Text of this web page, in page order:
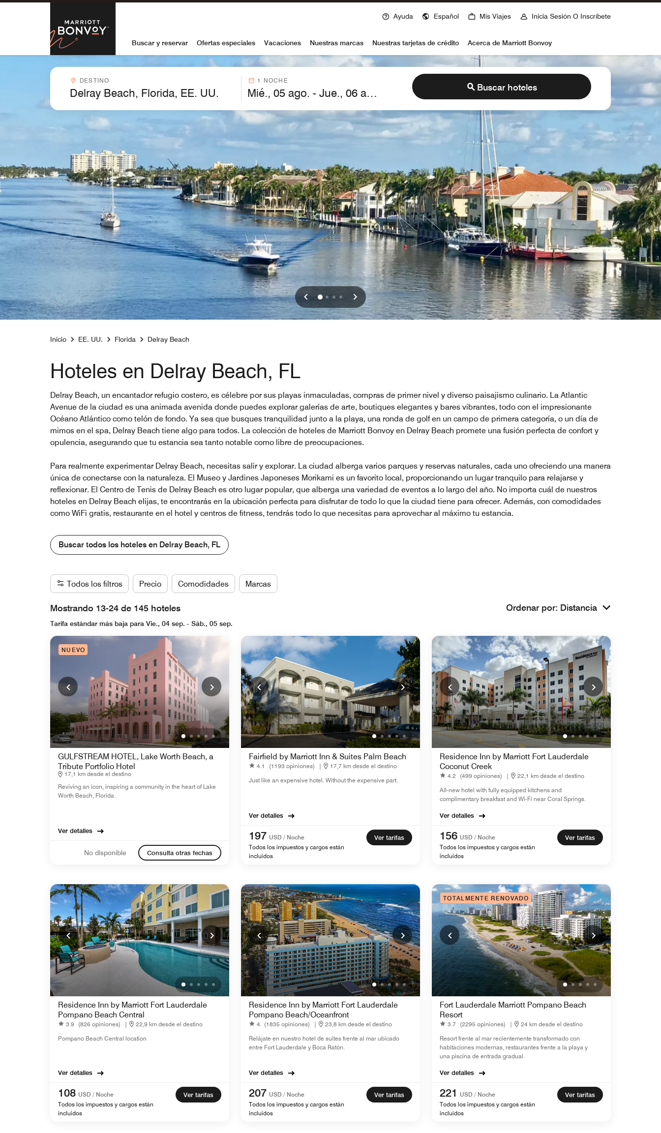
Skip to Content
Marriott Bonvoy
Ayuda Español Mis Viajes Inicia Sesión O Inscríbete
Buscar y reservar Ofertas especiales Vacaciones Nuestras marcas Nuestras tarjetas de crédito Acerca de Marriott Bonvoy
Destinocombobox
DESTINO 1 NOCHE
Buscar hoteles
Inicio EE. UU. Florida Delray Beach
Hoteles en Delray Beach, FL
Delray Beach, un encantador refugio costero, es célebre por sus playas inmaculadas, compras de primer nivel y diverso paisajismo culinario. La Atlantic
Avenue de la ciudad es una animada avenida donde puedes explorar galerías de arte, boutiques elegantes y bares vibrantes, todo con el impresionante
Océano Atlántico como telón de fondo. Ya sea que busques tranquilidad junto a la playa, una ronda de golf en un campo de primera categoría, o un día de
mimos en el spa, Delray Beach tiene algo para todos. La colección de hoteles de Marriott Bonvoy en Delray Beach promete una fusión perfecta de confort y
opulencia, asegurando que tu estancia sea tanto notable como libre de preocupaciones.
Para realmente experimentar Delray Beach, necesitas salir y explorar. La ciudad alberga varios parques y reservas naturales, cada uno ofreciendo una manera
única de conectarse con la naturaleza. El Museo y Jardines Japoneses Morikami es un favorito local, proporcionando un lugar tranquilo para relajarse y
reflexionar. El Centro de Tenis de Delray Beach es otro lugar popular, que alberga una variedad de eventos a lo largo del año. No importa cuál de nuestros
hoteles en Delray Beach elijas, te encontrarás en la ubicación perfecta para disfrutar de todo lo que la ciudad tiene para ofrecer. Además, con comodidades
como WiFi gratis, restaurante en el hotel y centros de fitness, tendrás todo lo que necesitas para aprovechar al máximo tu estancia.
Buscar todos los hoteles en Delray Beach, FL
Todos los filtros Precio Comodidades Marcas
Mostrando 13-24 de 145 hoteles Ordenar por: Distancia
Tarifa estándar más baja para Vie., 04 sep. - Sáb., 05 sep.
NUEVO
GULFSTREAM HOTEL, Lake Worth Beach, a
Tribute Portfolio Hotel
17,1 km desde el destino
Reviving an icon, inspiring a community in the heart of Lake
Worth Beach, Florida.
Ver detalles
No disponible Consulta otras fechas
Fairfield by Marriott Inn & Suites Palm Beach
4.1 (1193 opiniones) |
17,7 km desde el destino
Just like an expensive hotel. Without the expensive part.
Ver detalles
197 USD / Noche
Todos los impuestos y cargos están
incluidos
Ver tarifas
Residence Inn by Marriott Fort Lauderdale
Coconut Creek
4.2 (499 opiniones) |
22,1 km desde el destino
All-new hotel with fully equipped kitchens and
complimentary breakfast and Wi-Fi near Coral Springs.
Ver detalles
156 USD / Noche
Todos los impuestos y cargos están
incluidos
Ver tarifas
Residence Inn by Marriott Fort Lauderdale
Pompano Beach Central
3.9 (826 opiniones) |
22,9 km desde el destino
Pompano Beach Central location
Ver detalles
108 USD / Noche
Todos los impuestos y cargos están
incluidos
Ver tarifas
Residence Inn by Marriott Fort Lauderdale
Pompano Beach/Oceanfront
4 (1835 opiniones) |
23,8 km desde el destino
Relájate en nuestro hotel de suites frente al mar ubicado
entre Fort Lauderdale y Boca Ratón.
Ver detalles
207 USD / Noche
Todos los impuestos y cargos están
incluidos
Ver tarifas
TOTALMENTE RENOVADO
Fort Lauderdale Marriott Pompano Beach
Resort
3.7 (2295 opiniones) |
24 km desde el destino
Resort frente al mar recientemente transformado con
habitaciones modernas, restaurantes frente a la playa y
una piscina de entrada gradual.
Ver detalles
221
USD / Noche
Todos los impuestos y cargos están
incluidos
Ver tarifas